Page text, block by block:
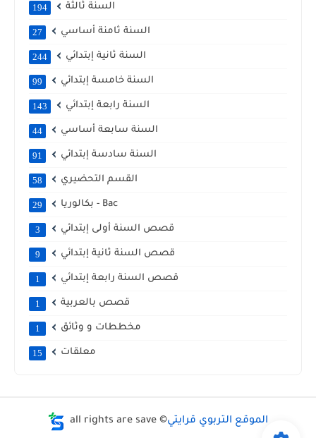
السنة ثالثة 194
السنة ثامنة أساسي 27
السنة ثانية إبتدائي 244
السنة خامسة إبتدائي 99
السنة رابعة إبتدائي 143
السنة سابعة أساسي 44
السنة سادسة إبتدائي 91
القسم التحضيري 58
بكالوريا - Bac 29
قصص السنة أولى إبتدائي 3
قصص السنة ثانية إبتدائي 9
قصص السنة رابعة إبتدائي 1
قصص بالعربية 1
مخططات و وثائق 1
معلقات 15
all rights are save ©الموقع التربوي قرايتي